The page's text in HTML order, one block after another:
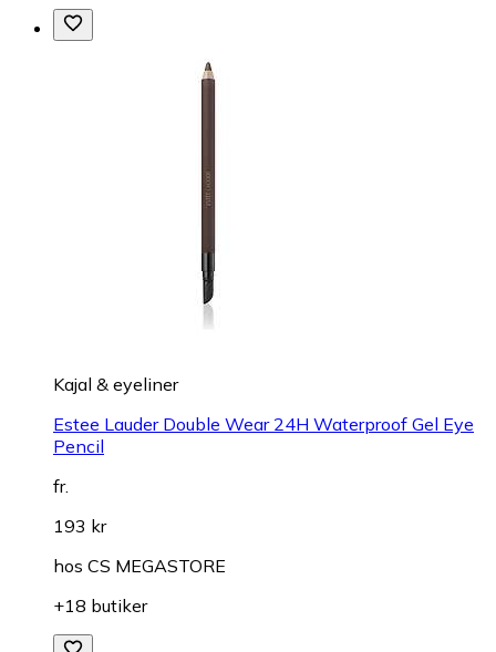
Kajal & eyeliner
Estee Lauder Double Wear 24H Waterproof Gel Eye
Pencil
fr.
193 kr
hos CS MEGASTORE
+18 butiker